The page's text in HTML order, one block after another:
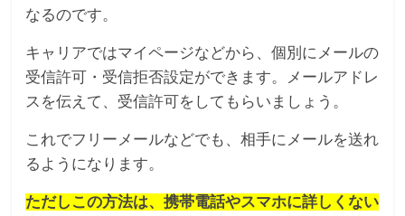
なるのです。
キャリアではマイページなどから、個別にメールの
受信許可・受信拒否設定ができます。メールアドレ
スを伝えて、受信許可をしてもらいましょう。
これでフリーメールなどでも、相手にメールを送れ
るようになります。
ただしこの方法は、携帯電話やスマホに詳しくない